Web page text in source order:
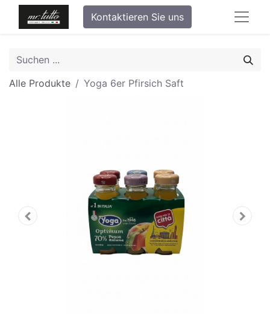
Kontaktieren Sie uns
Alle Produkte Yoga 6er Pfirsich Saft